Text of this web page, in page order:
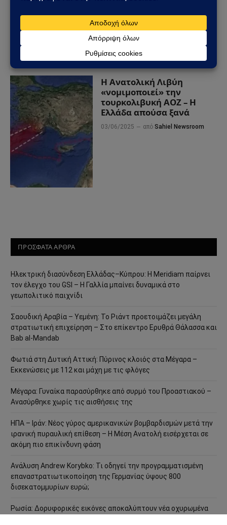
Η Ανατολική Λιβύη
«νομιμοποιεί» την
τουρκολιβυκή ΑΟΖ – Η
Ελλάδα απούσα ξανά
03/06/2025 από Sahiel Newsroom
ΠΡΟΣΦΑΤΑ ΑΡΘΡΑ
Ηλεκτρική διασύνδεση Ελλάδας–Κύπρου: Η Meridiam παίρνει
τον έλεγχο του GSI – Η Γαλλία μπαίνει δυναμικά στο
γεωπολιτικό παιχνίδι
Σαουδική Αραβία – Υεμένη: Το Ριάντ προετοιμάζει μεγάλη
στρατιωτική επιχείρηση – Στο επίκεντρο Ερυθρά Θάλασσα και
Bab al-Mandab
Φωτιά στη Δυτική Αττική: Πύρινος κλοιός στα Μέγαρα –
Εκκενώσεις με 112 και μάχη με τις φλόγες
Μέγαρα: Γυναίκα παρασύρθηκε από συρμό του Προαστιακού –
Ανασύρθηκε χωρίς τις αισθήσεις της
ΗΠΑ – Ιράν: Νέος γύρος αμερικανικών βομβαρδισμών μετά την
ιρανική πυραυλική επίθεση – Η Μέση Ανατολή εισέρχεται σε
ακόμη πιο επικίνδυνη φάση
Ανάλυση Andrew Korybko: Τι οδηγεί την προγραμματισμένη
επαναστρατιωτικοποίηση της Γερμανίας ύψους 800
δισεκατομμυρίων ευρώ;
Ρωσία: Δορυφορικές εικόνες αποκαλύπτουν νέα οχυρωμένα